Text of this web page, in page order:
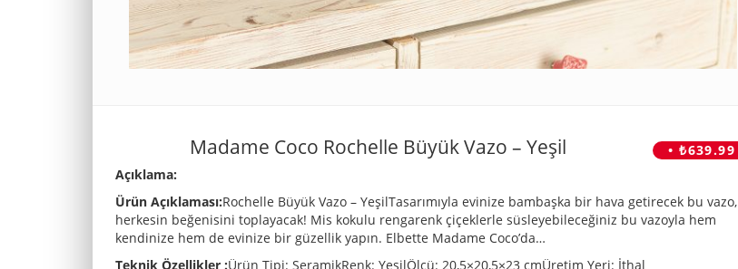
• ₺639.99
Madame Coco Rochelle Büyük Vazo – Yeşil
Açıklama:
Ürün Açıklaması:Rochelle Büyük Vazo – YeşilTasarımıyla evinize bambaşka bir hava getirecek bu vazo,
herkesin beğenisini toplayacak! Mis kokulu rengarenk çiçeklerle süsleyebileceğiniz bu vazoyla hem
kendinize hem de evinize bir güzellik yapın. Elbette Madame Coco’da…
Teknik Özellikler :Ürün Tipi: SeramikRenk: YeşilÖlçü: 20,5×20,5×23 cmÜretim Yeri: İthal